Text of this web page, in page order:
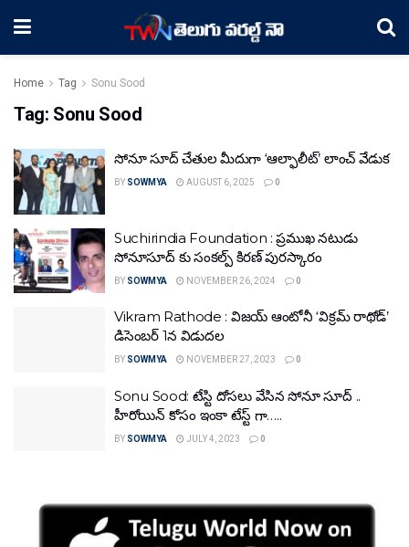
Home Tag Sonu Sood
Tag: Sonu Sood
సోనూ సూద్ చేతుల మీదుగా ‘ఆల్ఫాలీట్’ లాంచ్ వేడుక
BY SOWMYA AUGUST 6, 2025 0
Suchirindia Foundation : ప్రముఖ నటుడు
సోనూసూద్ కు సంకల్ప్ కిరణ్ పురస్కారం
BY SOWMYA NOVEMBER 26, 2024 0
Vikram Rathode : విజయ్ ఆంటోనీ ‘విక్రమ్ రాథోడ్’
డిసెంబర్ 1న విడుదల
BY SOWMYA NOVEMBER 27, 2023 0
Sonu Sood: టేస్టి దోసలు వేసిన సోనూ సూద్ ..
హీరోయిన్ కోసం ఇంకా టేస్ట్ గా…..
BY SOWMYA JULY 4, 2023 0